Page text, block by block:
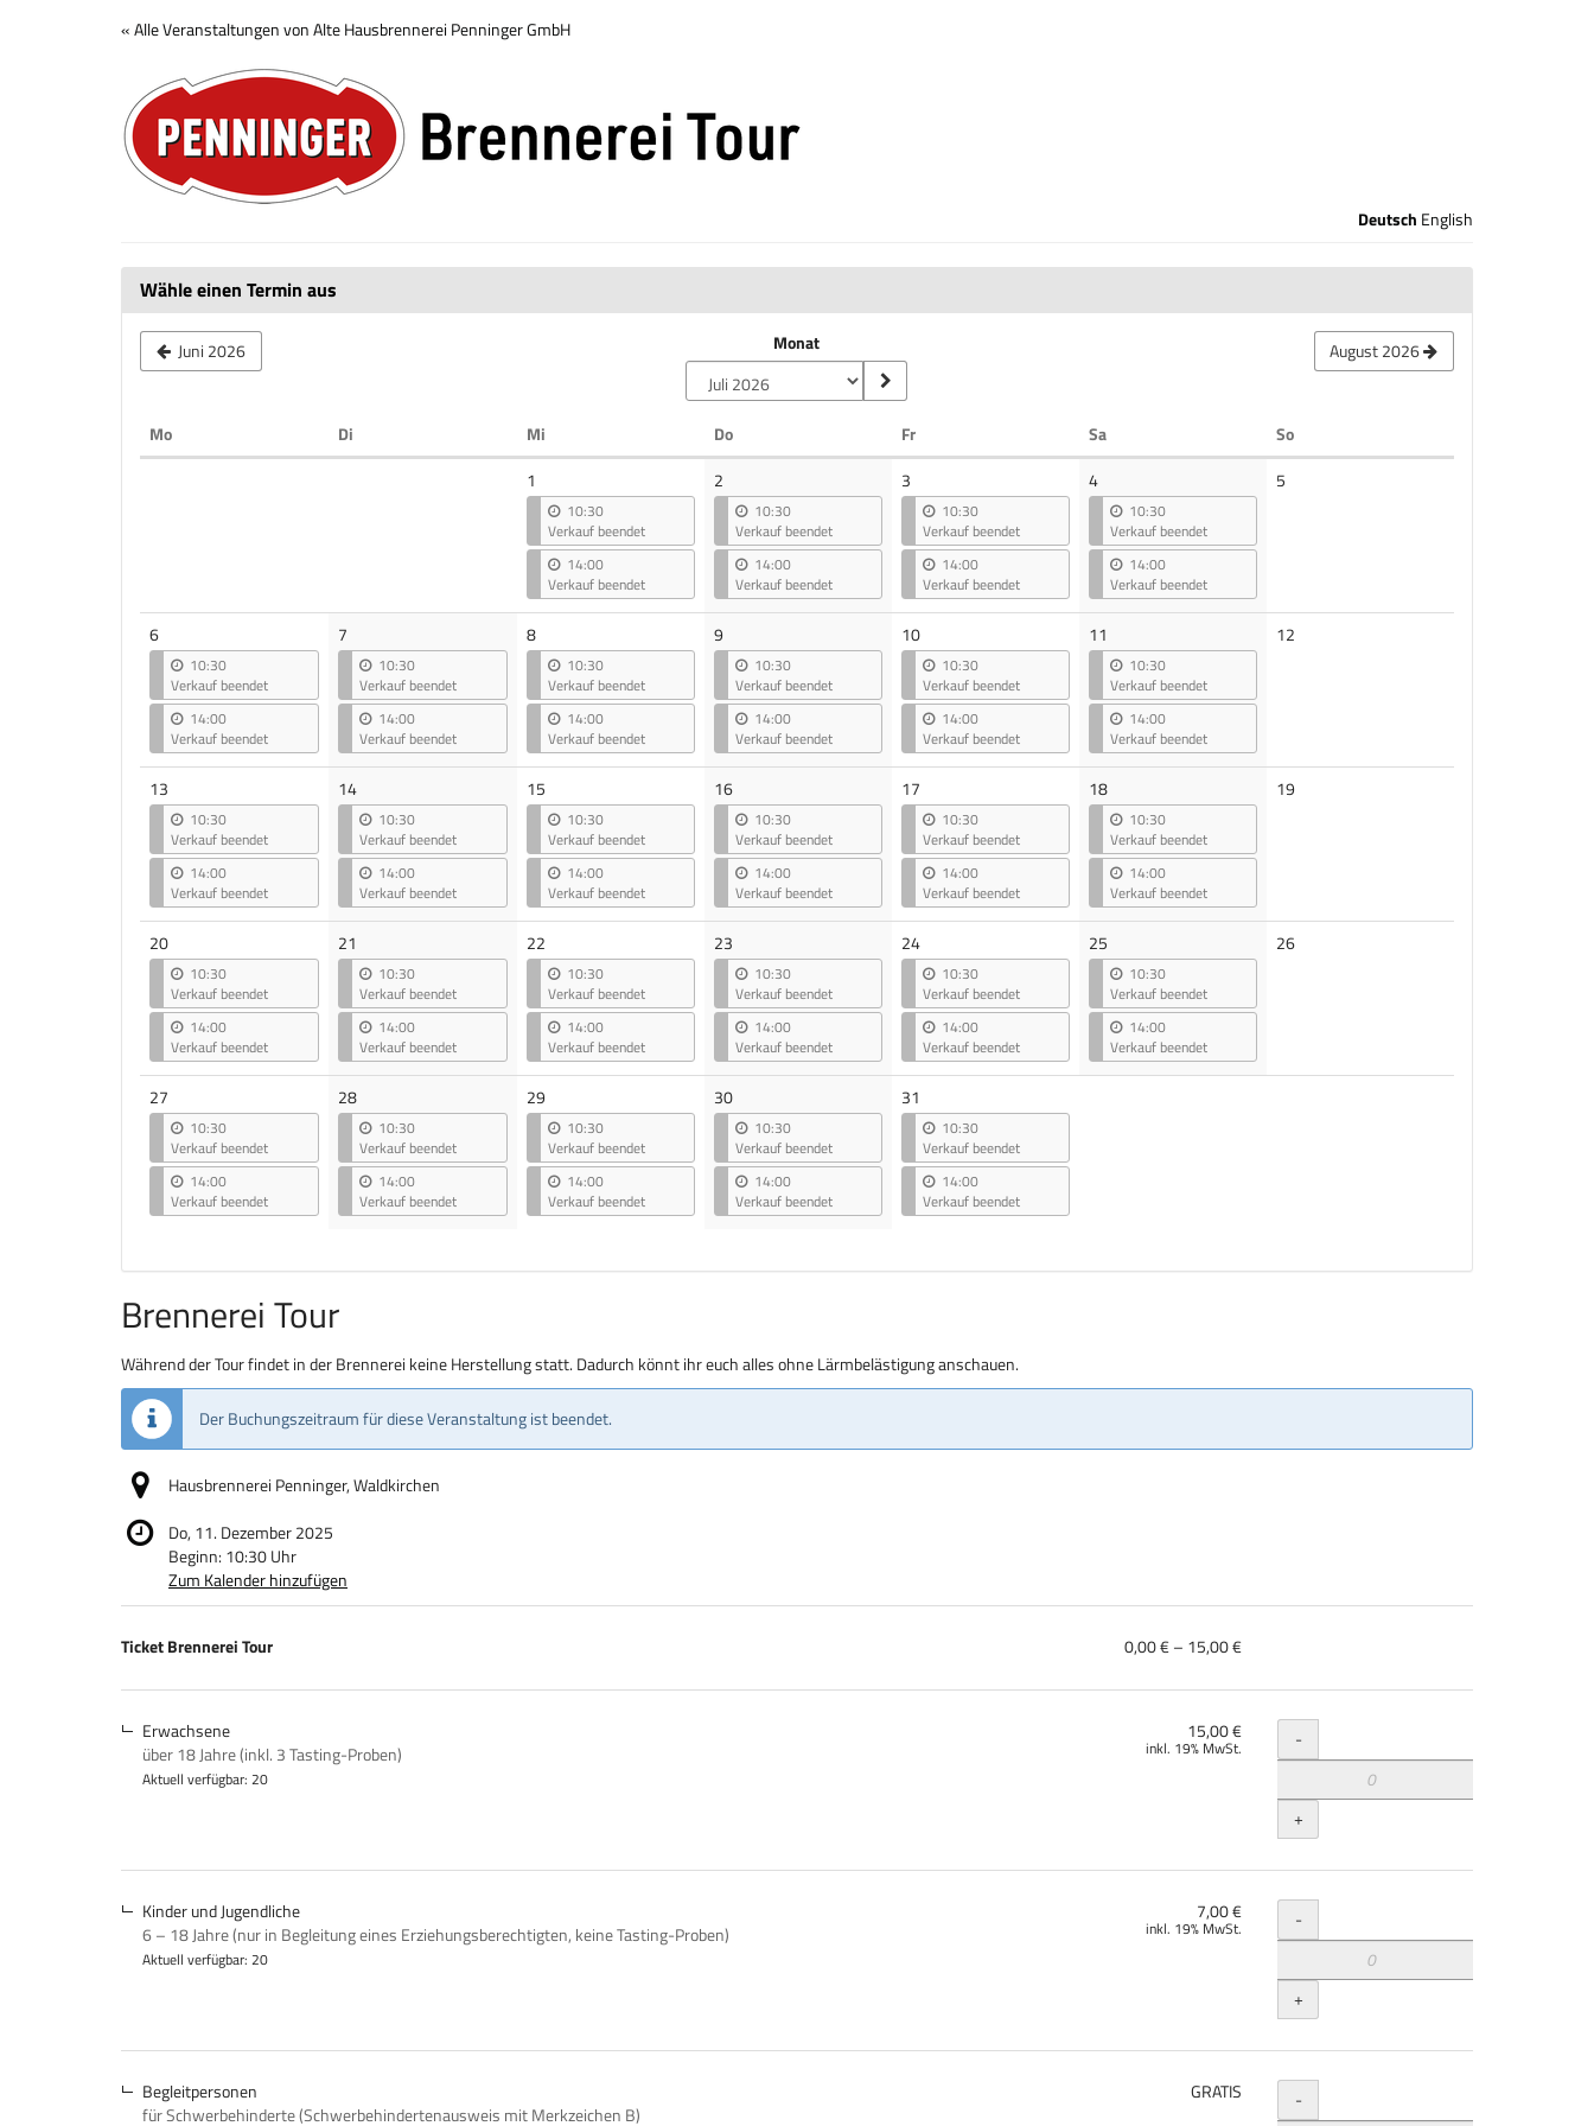
« Alle Veranstaltungen von Alte Hausbrennerei Penninger GmbH
Brennerei
Tour
Deutsch English
Wähle einen Termin aus
Juni 2026 Monat August 2026
MoMontag Di Mi DoDonnerstag FrFreitag SaSamstag SoSonntag
1
10:30
Verkauf beendet
14:00
Verkauf beendet
2
10:30
Verkauf beendet
14:00
Verkauf beendet
3
10:30
Verkauf beendet
14:00
Verkauf beendet
4
10:30
Verkauf beendet
14:00
Verkauf beendet
5
6
10:30
Verkauf beendet
14:00
Verkauf beendet
7
10:30
Verkauf beendet
14:00
Verkauf beendet
8
10:30
Verkauf beendet
14:00
Verkauf beendet
9
10:30
Verkauf beendet
14:00
Verkauf beendet
10
10:30
Verkauf beendet
14:00
Verkauf beendet
11
10:30
Verkauf beendet
14:00
Verkauf beendet
12
13
10:30
Verkauf beendet
14:00
Verkauf beendet
14
10:30
Verkauf beendet
14:00
Verkauf beendet
15
10:30
Verkauf beendet
14:00
Verkauf beendet
16
10:30
Verkauf beendet
14:00
Verkauf beendet
17
10:30
Verkauf beendet
14:00
Verkauf beendet
18
10:30
Verkauf beendet
14:00
Verkauf beendet
19Keine
20
10:30
Verkauf beendet
14:00
Verkauf beendet
21
10:30
Verkauf beendet
14:00
Verkauf beendet
22
10:30
Verkauf beendet
14:00
Verkauf beendet
23
10:30
Verkauf beendet
14:00
Verkauf beendet
24
10:30
Verkauf beendet
14:00
Verkauf beendet
25
10:30
Verkauf beendet
14:00
Verkauf beendet
26Keine
27
10:30
Verkauf beendet
14:00
Verkauf beendet
28
10:30
Verkauf beendet
14:00
Verkauf beendet
29
10:30
Verkauf beendet
14:00
Verkauf beendet
30
10:30
Verkauf beendet
14:00
Verkauf beendet
31
10:30
Verkauf beendet
14:00
Verkauf beendet
Brennerei Tour
Während der Tour findet in der Brennerei keine Herstellung statt. Dadurch könnt ihr euch alles ohne Lärmbelästigung anschauen.
Der Buchungszeitraum für diese Veranstaltung ist beendet.
Hausbrennerei Penninger, Waldkirchen
Do, 11. Dezember 2025
Beginn: 10:30Uhr
Zum Kalender hinzufügen
Produkte
Produkte
Ticket Brennerei Tour
von
bis
0,00 € – 15,00 €
Erwachsene
über 18 Jahre (inkl. 3 Tasting-Proben)
Aktuell verfügbar: 20
15,00 €
inkl. 19% MwSt. Menge
-
+
Kinder und Jugendliche
6 – 18 Jahre (nur in Begleitung eines Erziehungsberechtigten, keine Tasting-Proben)
Aktuell verfügbar: 20
7,00 €
inkl. 19% MwSt. Menge
-
+
Begleitpersonen
für Schwerbehinderte (Schwerbehindertenausweis mit Merkzeichen B)
GRATIS Menge
-